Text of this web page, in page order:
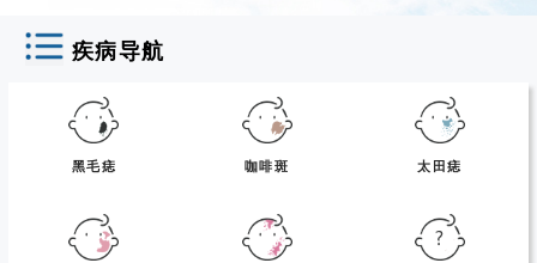
疾病导航
黑毛痣 咖啡斑 太田痣